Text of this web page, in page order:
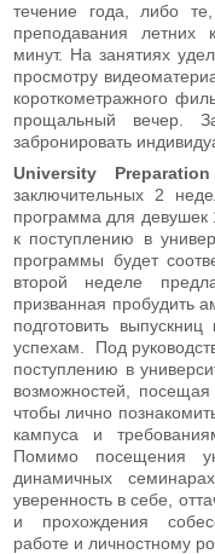
течение года, либо
преподавания летних
минут. На занятиях
просмотру
короткометражного
прощальный вечер.
забронировать
University
заключительных 2
программа для девушек
к поступлению в
программы будет
второй неделе
призванная пробудить
подготовить
успехам. Под
поступлению в
возможностей,
чтобы лично
кампуса и
Помимо посещения
динамичных
уверенность в себе,
и прохождения
работе и личностному